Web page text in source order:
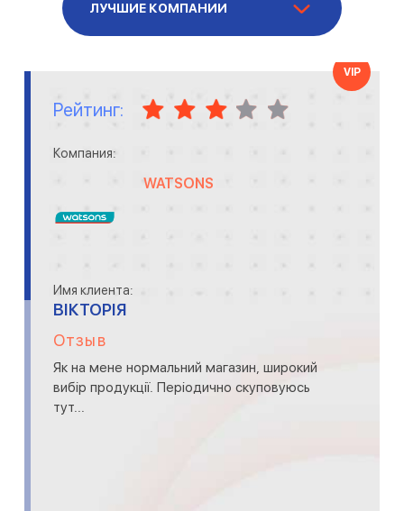
VIP
Рейтинг:
Компания:
WATSONS
Имя клиента:
ВІКТОРІЯ
Отзыв
Як на мене нормальний магазин, широкий
вибір продукції. Періодично скуповуюсь
тут...
ЛУЧШИЕ КОМПАНИИ